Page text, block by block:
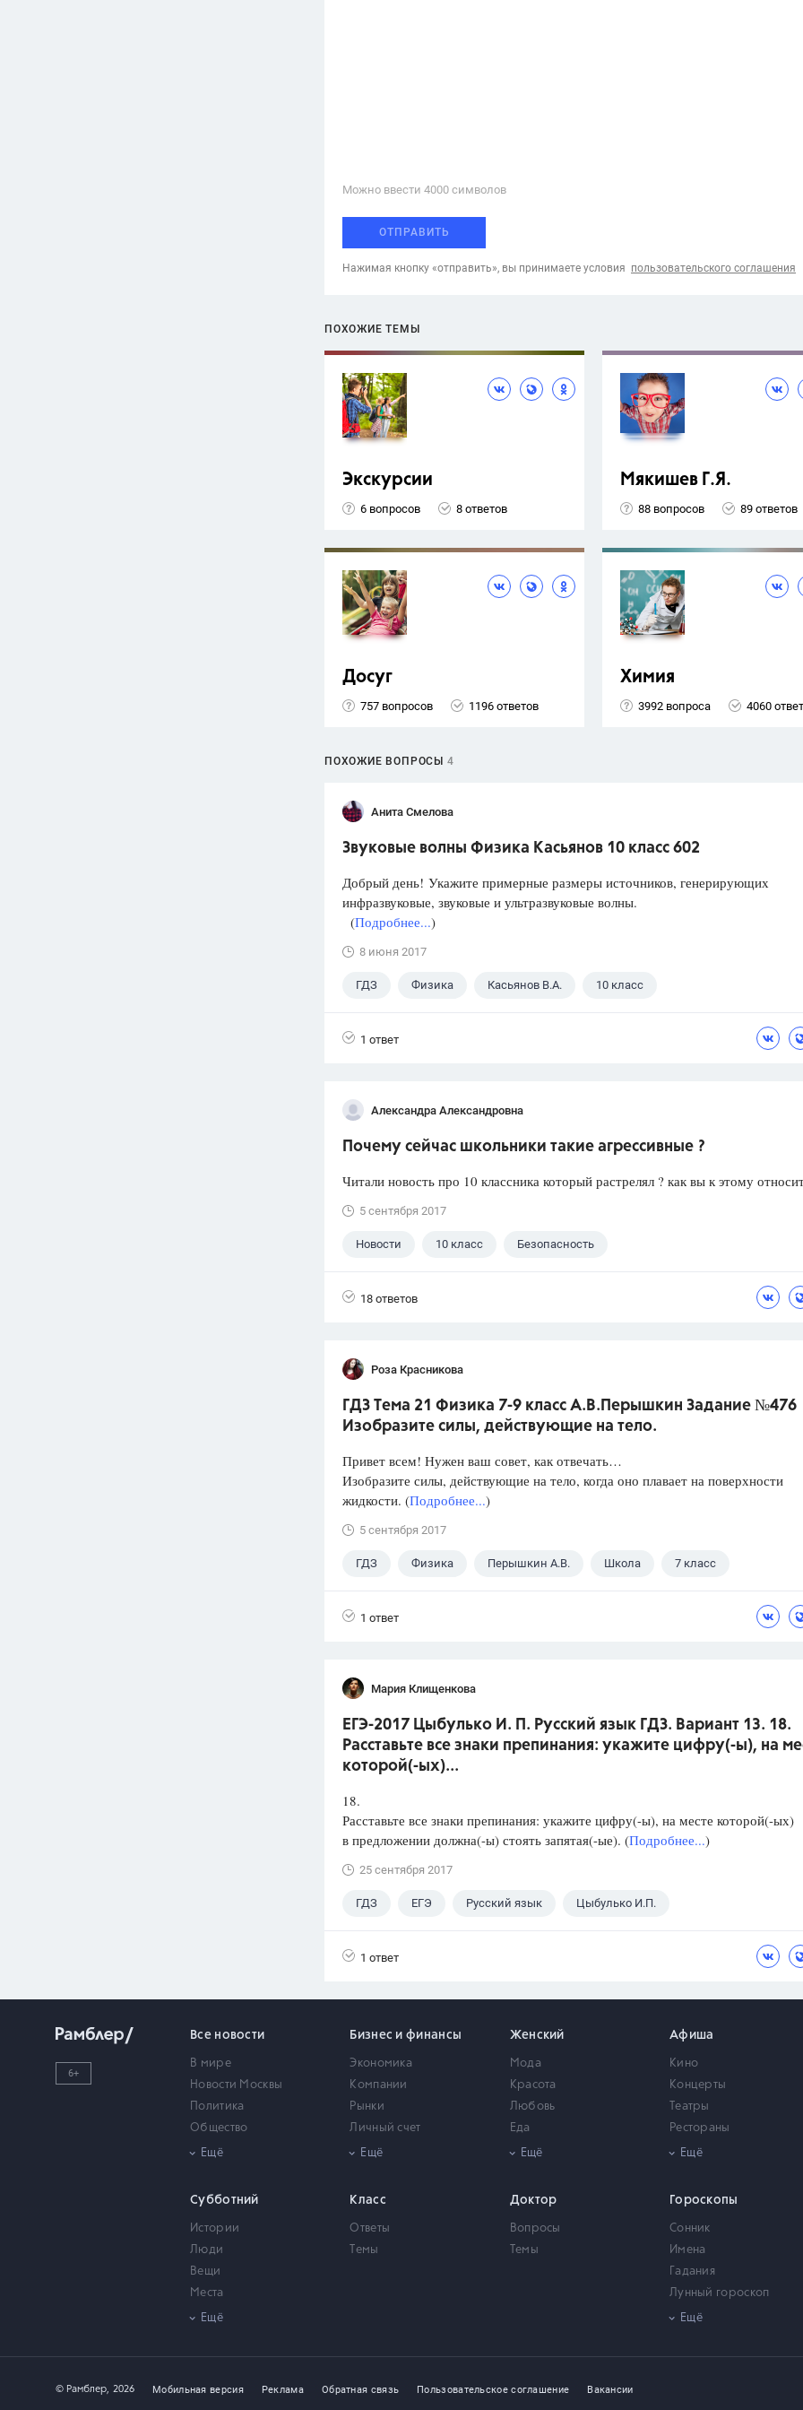
Можно ввести 4000 cимволов
ОТПРАВИТЬ
Нажимая кнопку «отправить», вы принимаете условия пользовательского соглашения
ПОХОЖИЕ ТЕМЫ
Экскурсии
6 вопросов 8 ответов
Мякишев Г.Я.
88 вопросов 89 ответов
Досуг
757 вопросов 1196 ответов
Химия
3992 вопроса 4060
ПОХОЖИЕ ВОПРОСЫ 4
Анита Смелова
Звуковые волны Физика Касьянов 10 класс 602
Добрый день! Укажите примерные размеры источников, генерирующих
инфразвуковые, звуковые и ультразвуковые волны.
(Подробнее...)
8 июня 2017
ГДЗ Физика Касьянов В.А. 10 класс
1 ответ
Александра Александровна
Почему сейчас школьники такие агрессивные ?
Читали новость про 10 классника который растрелял ? как вы к этому
5 сентября 2017
Новости 10 класс Безопасность
18 ответов
Роза Красникова
ГДЗ Тема 21 Физика 7-9 класс А.В.Перышкин Задание №476
Изобразите силы, действующие на тело.
Привет всем! Нужен ваш совет, как отвечать…
Изобразите силы, действующие на тело, когда оно плавает на поверхности
жидкости. (Подробнее...)
5 сентября 2017
ГДЗ Физика Перышкин А.В. Школа 7 класс
1 ответ
Мария Клищенкова
ЕГЭ-2017 Цыбулько И. П. Русский язык ГДЗ. Вариант 13. 18.
Расставьте все знаки препинания: укажите цифру(-ы), на
которой(-ых)...
18.
Расставьте все знаки препинания: укажите цифру(-ы), на месте которой(-ых)
в предложении должна(-ы) стоять запятая(-ые). (Подробнее...)
25 сентября 2017
ГДЗ ЕГЭ Русский язык Цыбулько И.П.
1 ответ
6+
Все новости
В мире
Новости Москвы
Политика
Общество
Происшествия
Наука и техника
Видео
Статьи
Тесты
Ещё
Бизнес и финансы
Экономика
Компании
Рынки
Личный счет
Недвижимость
Ещё
Женский
Мода
Красота
Любовь
Еда
Здоровье
Дом и сад
Ещё
Афиша
Кино
Концерты
Театры
Рестораны
Город
Дети
Ещё
Субботний
Истории
Люди
Вещи
Места
Безумный мир
Ещё
Класс
Ответы
Темы
Доктор
Вопросы
Темы
Гороскопы
Сонник
Имена
Гадания
Лунный гороскоп
Китайский гороскоп
Ещё
© Рамблер, 2026 Мобильная версия Реклама Обратная связь Пользовательское соглашение Вакансии